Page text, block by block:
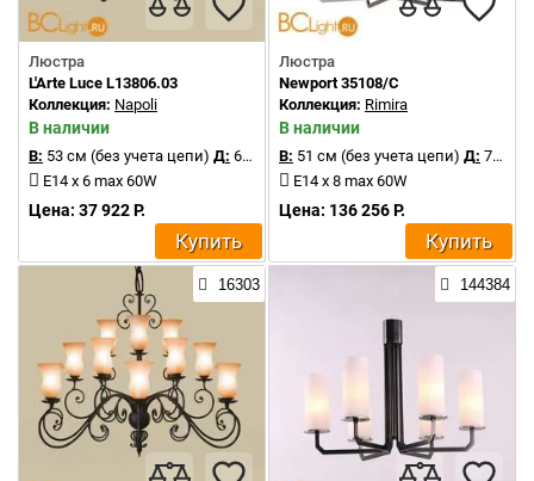
Люстра
L'Arte Luce L13806.03
Коллекция: Napoli
В наличии
В: 53 см (без учета цепи) Д: 66 см
E14 х 6 max 60W
Цена: 37 922 Р.
Купить
Люстра
Newport 35108/C
Коллекция: Rimira
В наличии
В: 51 см (без учета цепи) Д: 75 см
E14 x 8 max 60W
Цена: 136 256 Р.
Купить
16303 144384